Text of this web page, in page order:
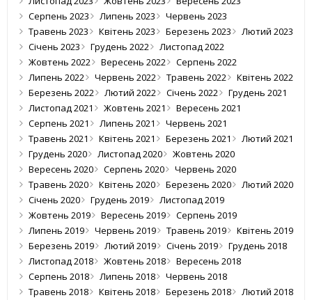
Серпень 2023
Липень 2023
Червень 2023
Травень 2023
Квітень 2023 Березень 2023
Лютий 2023
Січень 2023
Грудень 2022
Листопад 2022
Жовтень 2022
Вересень 2022
Серпень 2022
Липень 2022
Червень 2022 Травень 2022
Квітень 2022
Березень 2022
Лютий 2022 Січень 2022
Грудень 2021
Листопад 2021
Жовтень 2021
Вересень 2021
Серпень 2021
Липень 2021
Червень 2021
Травень 2021
Квітень 2021 Березень 2021
Лютий 2021
Грудень 2020
Листопад 2020
Жовтень 2020
Вересень 2020
Серпень 2020
Червень 2020
Травень 2020
Квітень 2020 Березень 2020
Лютий 2020
Січень 2020
Грудень 2019
Листопад 2019
Жовтень 2019
Вересень 2019
Серпень 2019
Липень 2019
Червень 2019 Травень 2019
Квітень 2019
Березень 2019
Лютий 2019 Січень 2019
Грудень 2018
Листопад 2018
Жовтень 2018
Вересень 2018
Серпень 2018
Липень 2018
Червень 2018
Травень 2018
Квітень 2018 Березень 2018
Лютий 2018